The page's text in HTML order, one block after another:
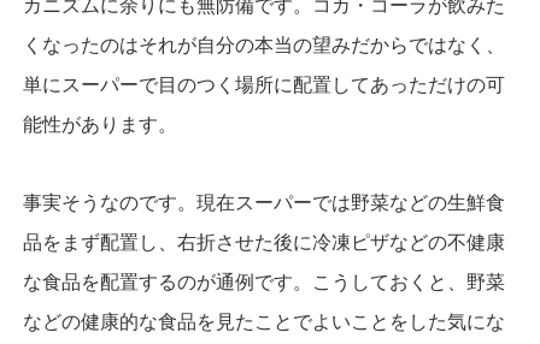
カニズムに余りにも無防備です。コカ・コーラが飲みた
くなったのはそれが自分の本当の望みだからではなく、
単にスーパーで目のつく場所に配置してあっただけの可
能性があります。
事実そうなのです。現在スーパーでは野菜などの生鮮食
品をまず配置し、右折させた後に冷凍ピザなどの不健康
な食品を配置するのが通例です。こうしておくと、野菜
などの健康的な食品を見たことでよいことをした気にな